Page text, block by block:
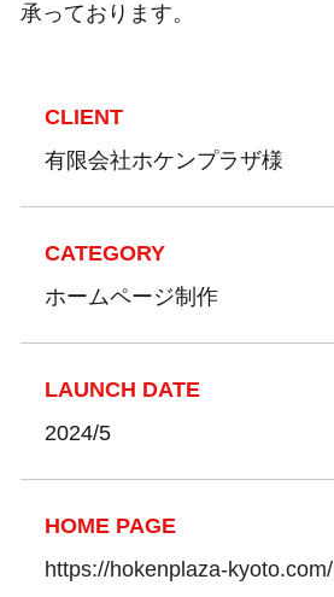
承っております。
CLIENT
有限会社ホケンプラザ様
CATEGORY
ホームページ制作
LAUNCH DATE
2024/5
HOME PAGE
https://hokenplaza-kyoto.com/